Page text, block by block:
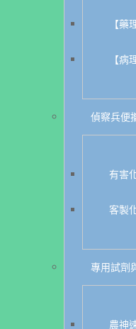
【藥
【病
偵察兵便
有害
客製
專用試劑
農神